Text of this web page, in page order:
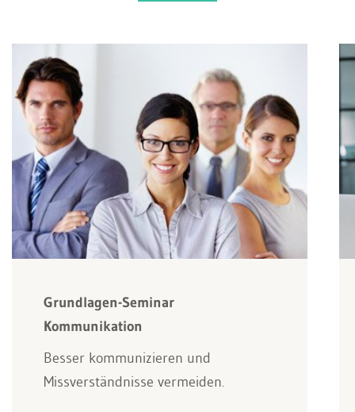
Grundlagen-Seminar
Kommunikation
Besser kommunizieren und
Missverständnisse vermeiden.